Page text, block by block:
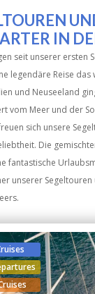
IN
seit unserer ersten
legendäre Reise
und Neuseeland
vom Meer und der
sich unsere
Die
fantastische
unserer